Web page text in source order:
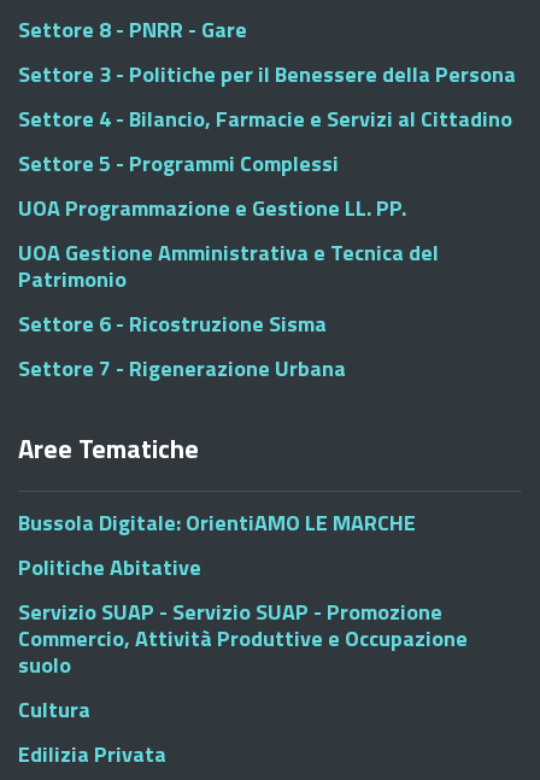
Settore 8 - PNRR - Gare
Settore 3 - Politiche per il Benessere della Persona
Settore 4 - Bilancio, Farmacie e Servizi al Cittadino
Settore 5 - Programmi Complessi
UOA Programmazione e Gestione LL. PP.
UOA Gestione Amministrativa e Tecnica del
Patrimonio
Settore 6 - Ricostruzione Sisma
Settore 7 - Rigenerazione Urbana
Aree Tematiche
Bussola Digitale: OrientiAMO LE MARCHE
Politiche Abitative
Servizio SUAP - Servizio SUAP - Promozione
Commercio, Attività Produttive e Occupazione
suolo
Cultura
Edilizia Privata